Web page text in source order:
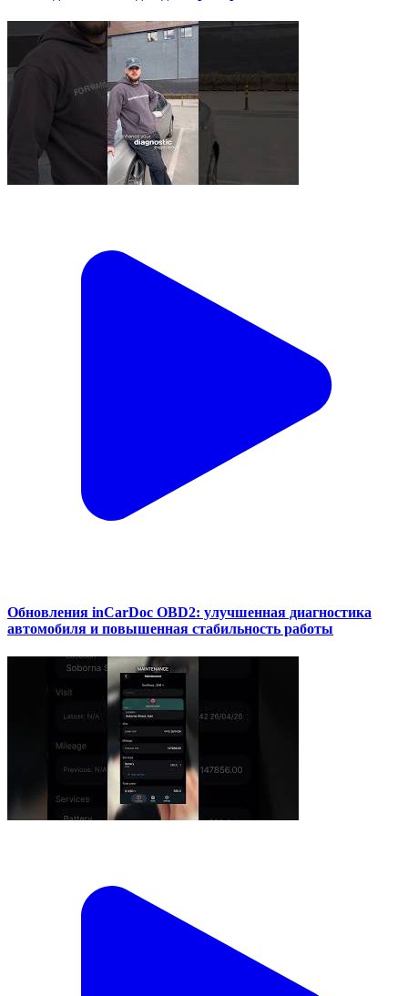
Обновления inCarDoc OBD2: улучшенная диагностика
автомобиля и повышенная стабильность работы